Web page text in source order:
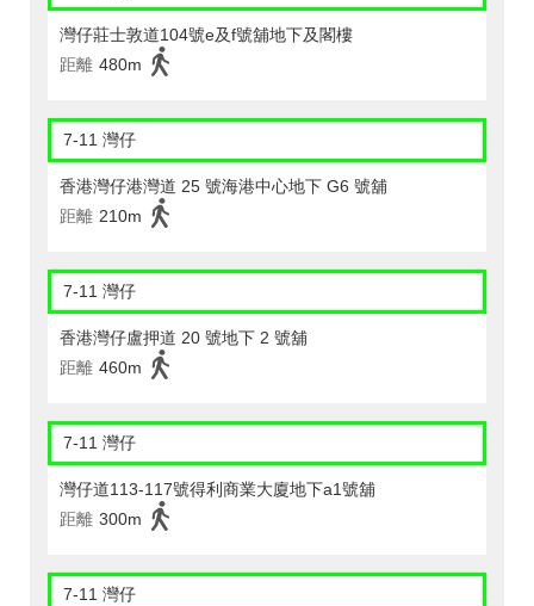
灣仔莊士敦道104號e及f號舖地下及閣樓
距離 480m
7-11 灣仔
香港灣仔港灣道 25 號海港中心地下 G6 號舖
距離 210m
7-11 灣仔
香港灣仔盧押道 20 號地下 2 號舖
距離 460m
7-11 灣仔
灣仔道113-117號得利商業大廈地下a1號舖
距離 300m
7-11 灣仔